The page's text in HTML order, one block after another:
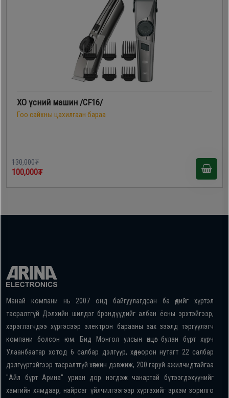
XO үсний машин /CF16/
Гоо сайхны цахилгаан бараа
130,000₮
100,000₮
Манай компани нь 2007 онд байгуулагдсан ба өдийг хүртэл
тасралтгүй Дэлхийн шилдэг брэндүүдийг албан ёсны эрхтэйгээр,
хэрэглэгчдээ хүргэсээр электрон барааны зах зээлд тэргүүлэгч
компани болсон юм. Бид Монгол улсын өнцөг булан бүрт хүрч
Улаанбаатар хотод 6 салбар дэлгүүр, хөдөө орон нутагт 22 салбар
дэлгүүртэйгээр тасралтгүй хөгжин дэвжиж, 200 гаруй ажилчидтайгаа
"Айл бүрт Арина" уриан дор нэгдэж чанартай бүтээгдэхүүнийг
хамгийн хямдаар, найрсаг үйлчилгээгээр хүргэхийг эрхэм зорилго